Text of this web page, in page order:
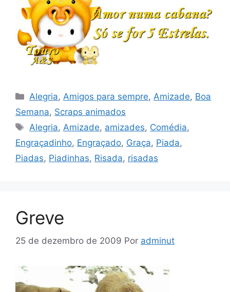
Categorias
Alegria,Amigos para sempre,Amizade, Boa
Semana, Scraps animados
Tags
Alegria,Amizade, amizades, Comédia,
Engraçadinho, Engraçado, Graça, Piada,
Piadas, Piadinhas, Risada, risadas
Greve
25 de dezembro de 2009 Por adminut